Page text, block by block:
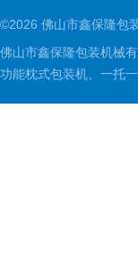
©2026 佛山市鑫保隆包
佛山市鑫保隆包装机械
功能枕式包装机、一托